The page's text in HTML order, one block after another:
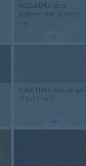
60356DR5 grey
autumn oak (100x15
cm)
63661DR5 natural ash
(75x15 cm)